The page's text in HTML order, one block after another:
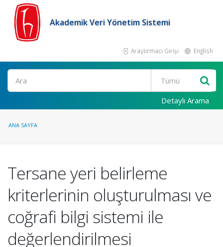
Akademik Veri Yönetim Sistemi
Araştırmacı Girişi English
Ara
Detaylı Arama
ANA SAYFA
Tersane yeri belirleme
kriterlerinin oluşturulması ve
coğrafi bilgi sistemi ile
değerlendirilmesi